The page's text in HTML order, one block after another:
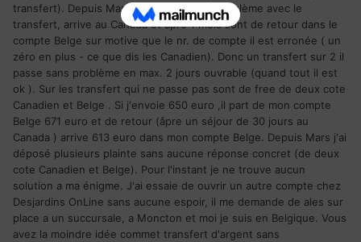
transfert). Depuis Mars 2021 j'ai que de problème avec le
transfert, arrive au Canada et âpre 1 mois sont de retour dans le
compte Belge sur motive que le nr. de compte il est erronée ( un
zéro en plus - ce que dis les Canadien). Donc un transfert sur 2 il
passe sans problème en max. 2 jours ouvrable (quand tout il est
ok ). Sur les transfert qui ne passe pas sont de free de deux cote
Canadien et Belge . Si j'envoie 650 euro ,il part de mon compte
Belge 671 euro et de retour (âpre un séjour de 30 jours au
Canada ) arrive 613 euro dans mon compte Belge. Depuis Mars j'ai
déposé plusieurs plainte sans aucune réponse concret (de deux
cote Canadien et Belge). Pour l'instant je ne trouve aucun
solution a ma énigme. J'ai essaie de ouvrir un autre compte chez
Desjardins OnLine sans aucune espoir, il me demande de ales sur
place a un succursale, a Moncton et moi je suis en Belgique. Vous
avez la moindre idée commet transfert d'argent sans